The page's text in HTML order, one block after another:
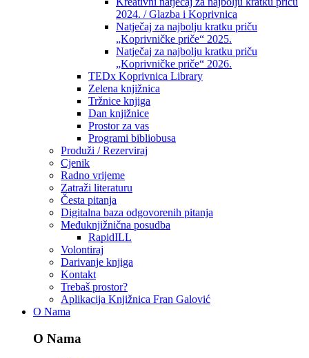
2024. / Glazba i Koprivnica
Natječaj za najbolju kratku priču
„Koprivničke priče“ 2025.
Natječaj za najbolju kratku priču
„Koprivničke priče“ 2026.
TEDx Koprivnica Library
Zelena knjižnica
Tržnice knjiga
Dan knjižnice
Prostor za vas
Programi bibliobusa
Produži / Rezerviraj
Cjenik
Radno vrijeme
Zatraži literaturu
Česta pitanja
Digitalna baza odgovorenih pitanja
Međuknjižnična posudba
RapidILL
Volontiraj
Darivanje knjiga
Kontakt
Trebaš prostor?
Aplikacija Knjižnica Fran Galović
O Nama
O Nama